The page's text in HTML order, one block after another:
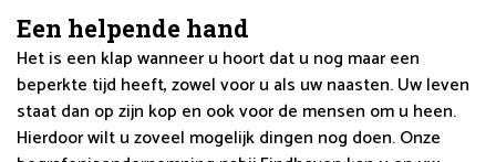
Een helpende hand
Het is een klap wanneer u hoort dat u nog maar een
beperkte tijd heeft, zowel voor u als uw naasten. Uw leven
staat dan op zijn kop en ook voor de mensen om u heen.
Hierdoor wilt u zoveel mogelijk dingen nog doen. Onze